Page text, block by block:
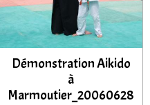
Démonstration Aikido
à
Marmoutier_20060628